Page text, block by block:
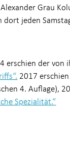
Grau
dort jeden
erschien der von
2017
4. Auflage),
Spezialität.“